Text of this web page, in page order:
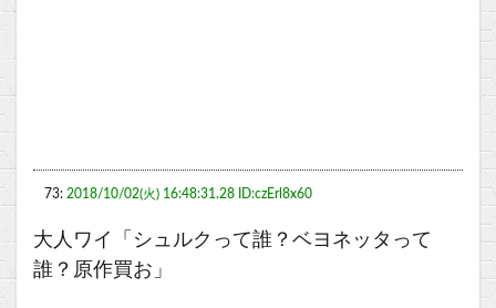
73: 2018/10/02(火) 16:48:31.28 ID:czErl8x60
大人ワイ「シュルクって誰？ベヨネッタって
誰？原作買お」